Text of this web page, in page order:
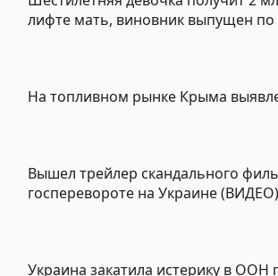
лифте мать, виновник выпущен по
На топливном рынке Крыма
Вышел трейлер скандального
госперевороте на Украине (ВИДЕО)
Украина закатила истерику в ООН